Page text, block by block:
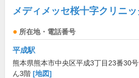
メディメッセ桜十字クリニッ
所在地・電話番号
平成駅
熊本県熊本市中央区平成3丁目23番30
ん3階 [地図]